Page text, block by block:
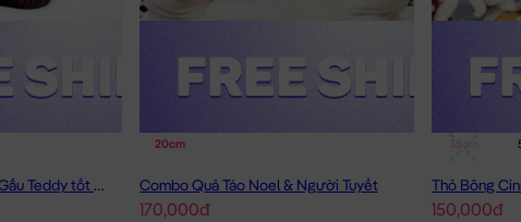
Gấu Bông Tốt Nghiệp - Gấu Teddy tốt nghiệp lông xù màu Nâu
20cm
Combo Quả Táo Noel & Người Tuyết
170,000đ 150,000đ